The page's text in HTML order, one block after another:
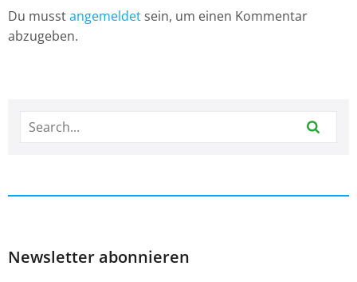
Du musstangemeldet sein, um einen Kommentar
abzugeben.
Newsletter abonnieren